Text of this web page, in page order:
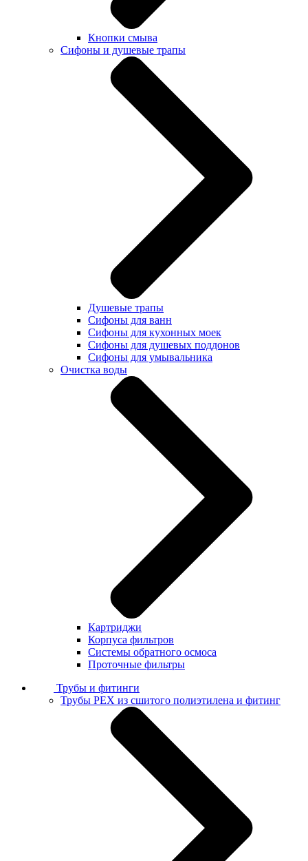
Кнопки смыва
Сифоны и душевые трапы
Душевые трапы
Сифоны для ванн
Сифоны для кухонных моек
Сифоны для душевых поддонов
Сифоны для умывальника
Очистка воды
Картриджи
Корпуса фильтров
Системы обратного осмоса
Проточные фильтры
Трубы и фитинги
Трубы PEX из сшитого полиэтилена и фитинг